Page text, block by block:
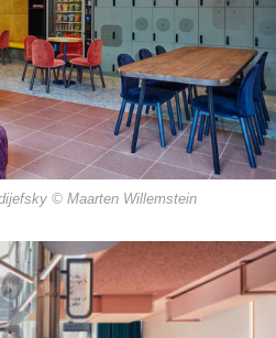
© Maarten Willemstein